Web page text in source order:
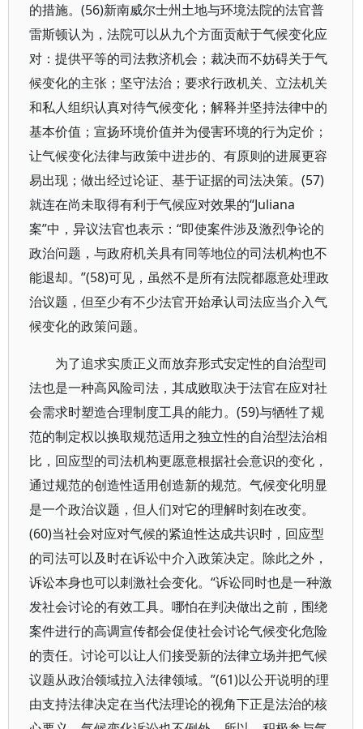
的措施。(56)新南威尔士州土地与环境法院的法官普
雷斯顿认为，法院可以从九个方面贡献于气候变化应
对：提供平等的司法救济机会；裁决而不妨碍关于气
候变化的主张；坚守法治；要求行政机关、立法机关
和私人组织认真对待气候变化；解释并坚持法律中的
基本价值；宣扬环境价值并为侵害环境的行为定价；
让气候变化法律与政策中进步的、有原则的进展更容
易出现；做出经过论证、基于证据的司法决策。(57)
就连在尚未取得有利于气候应对效果的“Juliana
案”中，异议法官也表示：“即使案件涉及激烈争论的
政治问题，与政府机关具有同等地位的司法机构也不
能退却。”(58)可见，虽然不是所有法院都愿意处理政
治议题，但至少有不少法官开始承认司法应当介入气
候变化的政策问题。
为了追求实质正义而放弃形式安定性的自治型司
法也是一种高风险司法，其成败取决于法官在应对社
会需求时塑造合理制度工具的能力。(59)与牺牲了规
范的制定权以换取规范适用之独立性的自治型法治相
比，回应型的司法机构更愿意根据社会意识的变化，
通过规范的创造性适用创造新的规范。气候变化明显
是一个政治议题，但人们对它的理解时刻在改变。
(60)当社会对应对气候的紧迫性达成共识时，回应型
的司法可以及时在诉讼中介入政策决定。除此之外，
诉讼本身也可以刺激社会变化。“诉讼同时也是一种激
发社会讨论的有效工具。哪怕在判决做出之前，围绕
案件进行的高调宣传都会促使社会讨论气候变化危险
的责任。讨论可以让人们接受新的法律立场并把气候
议题从政治领域拉入法律领域。”(61)以公开说明的理
由支持法律决定在当代法理论的视角下正是法治的核